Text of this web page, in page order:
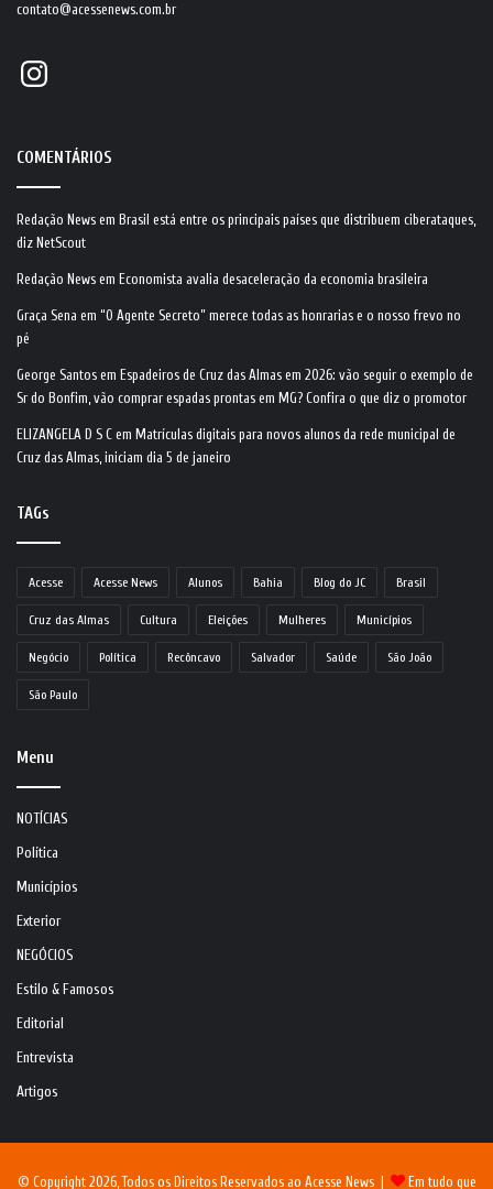
contato@acessenews.com.br
Instagram
COMENTÁRIOS
Redação News em Brasil está entre os principais países que distribuem ciberataques,
diz NetScout
Redação News em Economista avalia desaceleração da economia brasileira
Graça Sena em “O Agente Secreto” merece todas as honrarias e o nosso frevo no
pé
George Santos em Espadeiros de Cruz das Almas em 2026: vão seguir o exemplo de
Sr do Bonfim, vão comprar espadas prontas em MG? Confira o que diz o promotor
ELIZANGELA D S C em Matrículas digitais para novos alunos da rede municipal de
Cruz das Almas, iniciam dia 5 de janeiro
TAGs
Acesse Acesse News Alunos Bahia Blog do JC Brasil
Cruz das Almas Cultura Eleições Mulheres Municípios
Negócio Política Recôncavo Salvador Saúde São João
São Paulo
Menu
NOTÍCIAS
Política
Municípios
Exterior
NEGÓCIOS
Estilo & Famosos
Editorial
Entrevista
Artigos
© Copyright 2026, Todos os Direitos Reservados ao Acesse News | Em tudo que